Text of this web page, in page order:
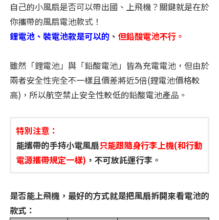
自己的小風扇是否可以帶出國、上飛機？關鍵就是在於
你攜帶的風扇電池款式！
鋰電池、裝電池款是可以的 、 但鉛酸電池不行。
雖然「鋰電池」與「鉛酸電池」皆為充電電池，但由於
兩者安全性完全不一樣且價差將近5倍(鋰電池價格較
高)，所以航空禁止安全性較低的鉛酸電池產品。
特別注意：
能攜帶的手持小電風扇只能跟隨身行李上機(和行動
電源攜帶規定一樣) ，不可放託運行李。
是否能上飛機，最好的方式就是把風扇拆開來看電池的
款式：